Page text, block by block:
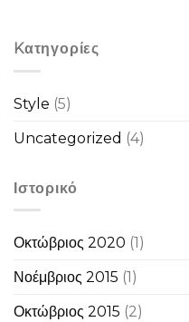
Kατηγορίες
Style (5)
Uncategorized (4)
Ιστορικό
Οκτώβριος 2020 (1)
Νοέμβριος 2015 (1)
Οκτώβριος 2015 (2)